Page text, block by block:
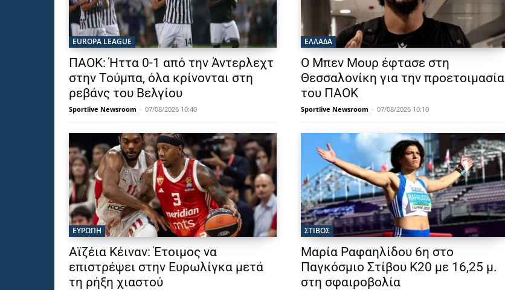
EUROPA LEAGUE
ΠΑΟΚ: Ήττα 0-1 από την Άντερλεχτ
στην Τούμπα, όλα κρίνονται στη
ρεβάνς του Βελγίου
Sportlive Newsroom - 07/08/2026 10:40
ΕΛΛΑΔΑ
Ο Μπεν Μουρ έφτασε στη
Θεσσαλονίκη για την προετοιμασία
του ΠΑΟΚ
Sportlive Newsroom - 07/08/2026 10:10
ΕΥΡΩΠΗ
Αϊζέια Κέιναν: Έτοιμος να
επιστρέψει στην Ευρωλίγκα μετά
τη ρήξη χιαστού
ΣΤΙΒΟΣ
Μαρία Ραφαηλίδου 6η στο
Παγκόσμιο Στίβου Κ20 με 16,25 μ.
στη σφαιροβολία